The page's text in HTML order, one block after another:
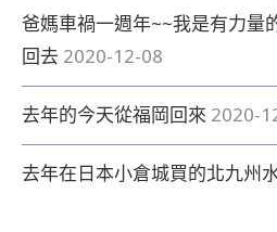
爸媽車禍一週年~~我是有力量
回去 2020-12-08
去年的今天從福岡回來 2020-
去年在日本小倉城買的北九州